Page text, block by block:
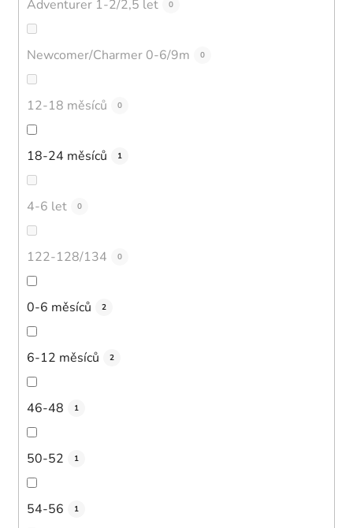
Adventurer 1-2/2,5 let 0
Newcomer/Charmer 0-6/9m 0
12-18 měsíců 0
18-24 měsíců 1
4-6 let 0
122-128/134 0
0-6 měsíců 2
6-12 měsíců 2
46-48 1
50-52 1
54-56 1